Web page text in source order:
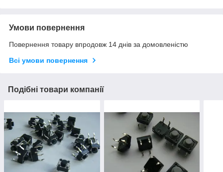
Умови повернення
Повернення товару впродовж 14 днів за домовленістю
Всі умови повернення
Подібні товари компанії